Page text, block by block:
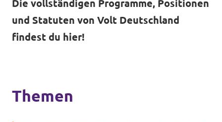
Die vollständigen Programme, Positionen
und Statuten von Volt Deutschland
findest du hier!
Themen